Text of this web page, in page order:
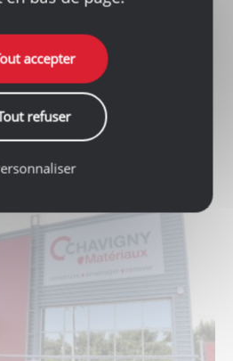
accepter
refuser